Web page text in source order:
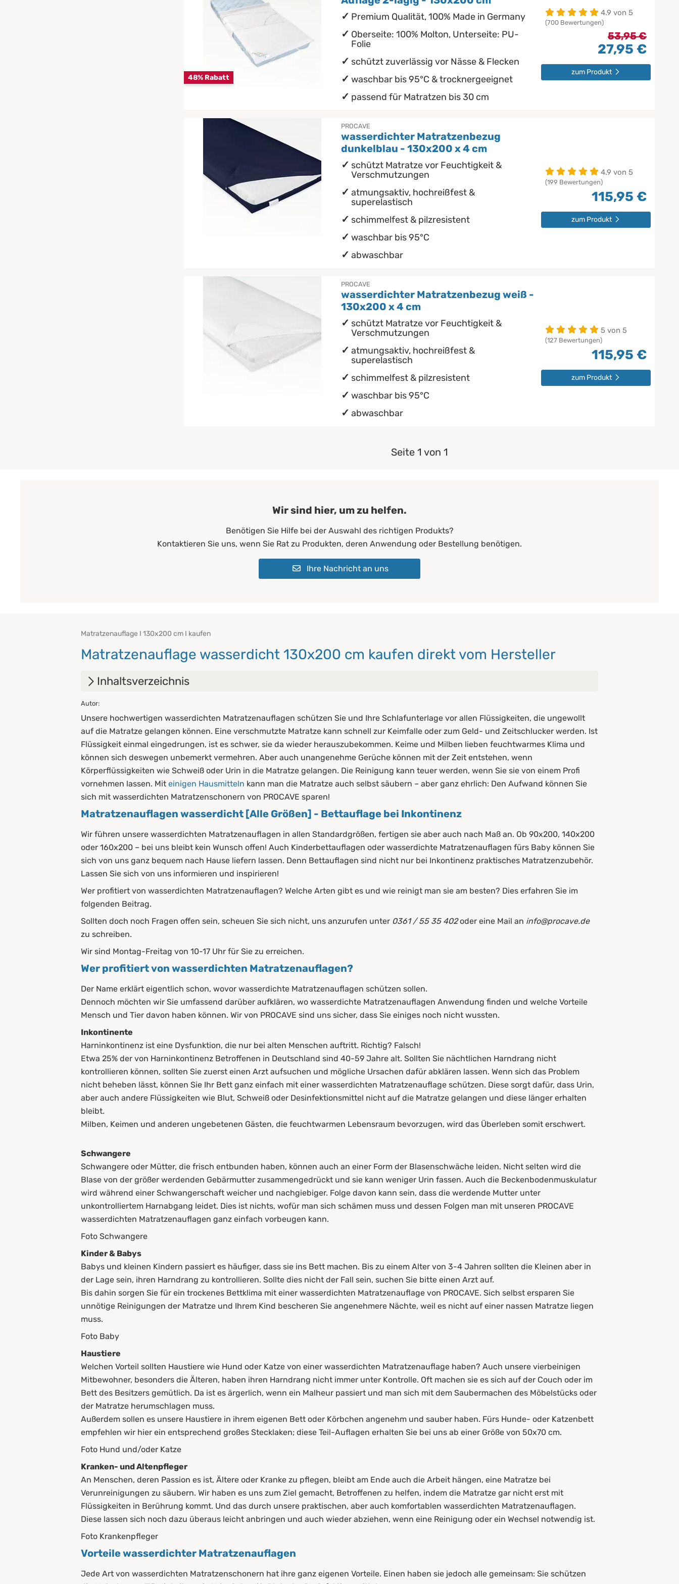
48% Rabatt
Premium Qualität, 100% Made in Germany
Oberseite: 100% Molton, Unterseite: PU-
Folie
schützt zuverlässig vor Nässe & Flecken
waschbar bis 95°C & trocknergeeignet
passend für Matratzen bis 30 cm
4.9 von 5
(700 Bewertungen)
53,95 €
27,95 €
zum Produkt
PROCAVE
wasserdichter Matratzenbezug
dunkelblau - 130x200 x 4 cm
schützt Matratze vor Feuchtigkeit &
Verschmutzungen
atmungsaktiv, hochreißfest &
superelastisch
schimmelfest & pilzresistent
waschbar bis 95°C
abwaschbar
4.9 von 5
(199 Bewertungen)
115,95 €
zum Produkt
PROCAVE
wasserdichter Matratzenbezug weiß -
130x200 x 4 cm
schützt Matratze vor Feuchtigkeit &
Verschmutzungen
atmungsaktiv, hochreißfest &
superelastisch
schimmelfest & pilzresistent
waschbar bis 95°C
abwaschbar
5 von 5
(127 Bewertungen)
115,95 €
zum Produkt
Seite 1 von 1
Wir sind hier, um zu helfen.
Benötigen Sie Hilfe bei der Auswahl des richtigen Produkts?
Kontaktieren Sie uns, wenn Sie Rat zu Produkten, deren Anwendung oder Bestellung benötigen.
Ihre Nachricht an uns
Matratzenauflage I 130x200 cm I kaufen
Matratzenauflage wasserdicht 130x200 cm kaufen direkt vom Hersteller
Inhaltsverzeichnis
1.
2.
Wer profitiert von wasserdichten Matratzenauflagen?
2.1 Inkontinente
2.2 Schwangere
2.4 Haustiere
2.5 Kranken- und Altenpfleger
Vorteile wasserdichter Matratzenauflagen
4.
Anwendung von wasserdichten Matratzenauflagen
5. Diese Arten haben wir im Sortiment
5.1 Stecklaken
5.2 Matratzenbezüge
7. Wasserdichte Matratzenauflagen als Schutz vor Flüssigkeiten
8.1 Auslüften
8.2 Waschen
9. Zusammenfassung
Autor:
Unsere hochwertigen wasserdichten Matratzenauflagen schützen Sie und Ihre Schlafunterlage vor allen Flüssigkeiten, die ungewollt
auf die Matratze gelangen können. Eine verschmutzte Matratze kann schnell zur Keimfalle oder zum Geld- und Zeitschlucker werden. Ist
Flüssigkeit einmal eingedrungen, ist es schwer, sie da wieder herauszubekommen. Keime und Milben lieben feuchtwarmes Klima und
können sich deswegen unbemerkt vermehren. Aber auch unangenehme Gerüche können mit der Zeit entstehen, wenn
Körperflüssigkeiten wie Schweiß oder Urin in die Matratze gelangen. Die Reinigung kann teuer werden, wenn Sie sie von einem Profi
vornehmen lassen. Mit einigen Hausmitteln kann man die Matratze auch selbst säubern – aber ganz ehrlich: Den Aufwand können Sie
sich mit wasserdichten Matratzenschonern von PROCAVE sparen!
Matratzenauflagen wasserdicht [Alle Größen] - Bettauflage bei Inkontinenz
Wir führen unsere wasserdichten Matratzenauflagen in allen Standardgrößen, fertigen sie aber auch nach Maß an. Ob 90x200, 140x200
oder 160x200 – bei uns bleibt kein Wunsch offen! Auch Kinderbettauflagen oder wasserdichte Matratzenauflagen fürs Baby können Sie
sich von uns ganz bequem nach Hause liefern lassen. Denn Bettauflagen sind nicht nur bei Inkontinenz praktisches Matratzenzubehör.
Lassen Sie sich von uns informieren und inspirieren!
Wer profitiert von wasserdichten Matratzenauflagen? Welche Arten gibt es und wie reinigt man sie am besten? Dies erfahren Sie im
folgenden Beitrag.
Sollten doch noch Fragen offen sein, scheuen Sie sich nicht, uns anzurufen unter 0361 / 55 35 402oder eine Mail an info@procave.de
zu schreiben.
Wir sind Montag-Freitag von 10-17 Uhr für Sie zu erreichen.
Wer profitiert von wasserdichten Matratzenauflagen?
Der Name erklärt eigentlich schon, wovor wasserdichte Matratzenauflagen schützen sollen.
Dennoch möchten wir Sie umfassend darüber aufklären, wo wasserdichte Matratzenauflagen Anwendung finden und welche Vorteile
Mensch und Tier davon haben können. Wir von PROCAVE sind uns sicher, dass Sie einiges noch nicht wussten.
Inkontinente
Harninkontinenz ist eine Dysfunktion, die nur bei alten Menschen auftritt. Richtig? Falsch!
Etwa 25% der von Harninkontinenz Betroffenen in Deutschland sind 40-59 Jahre alt. Sollten Sie nächtlichen Harndrang nicht
kontrollieren können, sollten Sie zuerst einen Arzt aufsuchen und mögliche Ursachen dafür abklären lassen. Wenn sich das Problem
nicht beheben lässt, können Sie Ihr Bett ganz einfach mit einer wasserdichten Matratzenauflage schützen. Diese sorgt dafür, dass Urin,
aber auch andere Flüssigkeiten wie Blut, Schweiß oder Desinfektionsmittel nicht auf die Matratze gelangen und diese länger erhalten
bleibt.
Milben, Keimen und anderen ungebetenen Gästen, die feuchtwarmen Lebensraum bevorzugen, wird das Überleben somit erschwert.
Schwangere
Schwangere oder Mütter, die frisch entbunden haben, können auch an einer Form der Blasenschwäche leiden. Nicht selten wird die
Blase von der größer werdenden Gebärmutter zusammengedrückt und sie kann weniger Urin fassen. Auch die Beckenbodenmuskulatur
wird während einer Schwangerschaft weicher und nachgiebiger. Folge davon kann sein, dass die werdende Mutter unter
unkontrolliertem Harnabgang leidet. Dies ist nichts, wofür man sich schämen muss und dessen Folgen man mit unseren PROCAVE
wasserdichten Matratzenauflagen ganz einfach vorbeugen kann.
Foto Schwangere
Kinder & Babys
Babys und kleinen Kindern passiert es häufiger, dass sie ins Bett machen. Bis zu einem Alter von 3-4 Jahren sollten die Kleinen aber in
der Lage sein, ihren Harndrang zu kontrollieren. Sollte dies nicht der Fall sein, suchen Sie bitte einen Arzt auf.
Bis dahin sorgen Sie für ein trockenes Bettklima mit einer wasserdichten Matratzenauflage von PROCAVE. Sich selbst ersparen Sie
unnötige Reinigungen der Matratze und Ihrem Kind bescheren Sie angenehmere Nächte, weil es nicht auf einer nassen Matratze liegen
muss.
Foto Baby
Haustiere
Welchen Vorteil sollten Haustiere wie Hund oder Katze von einer wasserdichten Matratzenauflage haben? Auch unsere vierbeinigen
Mitbewohner, besonders die Älteren, haben ihren Harndrang nicht immer unter Kontrolle. Oft machen sie es sich auf der Couch oder im
Bett des Besitzers gemütlich. Da ist es ärgerlich, wenn ein Malheur passiert und man sich mit dem Saubermachen des Möbelstücks oder
der Matratze herumschlagen muss.
Außerdem sollen es unsere Haustiere in ihrem eigenen Bett oder Körbchen angenehm und sauber haben. Fürs Hunde- oder Katzenbett
empfehlen wir hier ein entsprechend großes Stecklaken; diese Teil-Auflagen erhalten Sie bei uns ab einer Größe von 50x70 cm.
Foto Hund und/oder Katze
Kranken- und Altenpfleger
An Menschen, deren Passion es ist, Ältere oder Kranke zu pflegen, bleibt am Ende auch die Arbeit hängen, eine Matratze bei
Verunreinigungen zu säubern. Wir haben es uns zum Ziel gemacht, Betroffenen zu helfen, indem die Matratze gar nicht erst mit
Flüssigkeiten in Berührung kommt. Und das durch unsere praktischen, aber auch komfortablen wasserdichten Matratzenauflagen.
Diese lassen sich noch dazu überaus leicht anbringen und auch wieder abziehen, wenn eine Reinigung oder ein Wechsel notwendig ist.
Foto Krankenpfleger
Vorteile wasserdichter Matratzenauflagen
Jede Art von wasserdichten Matratzenschonern hat ihre ganz eigenen Vorteile. Einen haben sie jedoch alle gemeinsam: Sie schützen